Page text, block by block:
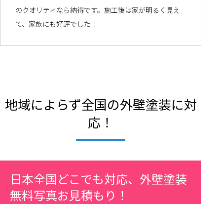
のクオリティなら納得です。施工後は家が明るく見え
て、家族にも好評でした！
地域によらず全国の外壁塗装に対
応！
日本全国どこでも対応、外壁塗装
無料写真お見積もり！